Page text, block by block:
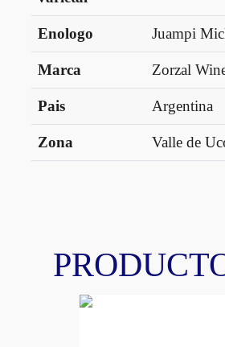
Enologo Juampi
Marca Zorzal
Pais Argentina
Zona Valle de